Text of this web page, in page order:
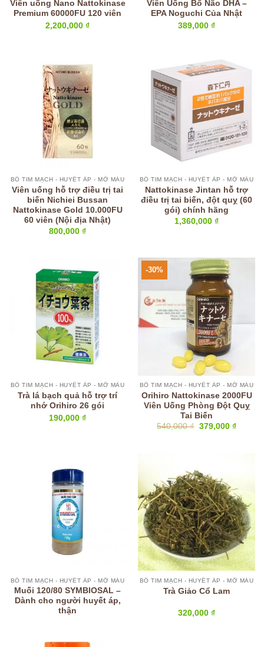
Viên uống Nano Nattokinase
Premium 60000FU 120 viên
2,200,000 ₫
Viên Uống Bổ Não DHA –
EPA Noguchi Của Nhật
389,000 ₫
BỔ TIM MẠCH - HUYẾT ÁP - MỠ MÁU
Viên uống hỗ trợ điều trị tai
biến Nichiei Bussan
Nattokinase Gold 10.000FU
60 viên (Nội địa Nhật)
800,000 ₫
BỔ TIM MẠCH - HUYẾT ÁP - MỠ MÁU
Nattokinase Jintan hỗ trợ
điều trị tai biến, đột quỵ (60
gói) chính hãng
1,360,000 ₫
BỔ TIM MẠCH - HUYẾT ÁP - MỠ MÁU
Trà lá bạch quả hỗ trợ trí
nhớ Orihiro 26 gói
190,000 ₫
-30%
BỔ TIM MẠCH - HUYẾT ÁP - MỠ MÁU
Orihiro Nattokinase 2000FU
Viên Uống Phòng Đột Quỵ
Tai Biến
540,000₫ Giá
379,000 ₫Giá
BỔ TIM MẠCH - HUYẾT ÁP - MỠ MÁU
Muối 120/80 SYMBIOSAL –
Dành cho người huyết áp,
thận
BỔ TIM MẠCH - HUYẾT ÁP - MỠ MÁU
Trà Giảo Cổ Lam
320,000 ₫